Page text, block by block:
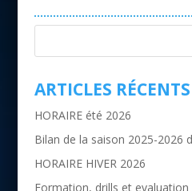
ARTICLES RÉCENTS
HORAIRE été 2026
Bilan de la saison 2025-2026
HORAIRE HIVER 2026
Formation, drills et